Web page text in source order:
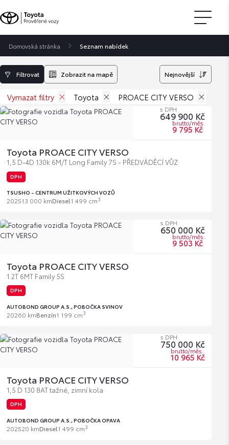
Domovská stránka Seznam nabídek
Filtrovat Zobrazit na mapě Nejnovější
Vymazat filtry Toyota PROACE CITY VERSO
Toyota PROACE CITY VERSO
1,5 D‑4D 130k 6M/T Long Family 7S - PŘEDVÁDĚCÍ VŮZ
DPH
TSUSHO - CENTRUM UŽITKOVÝCH VOZŮ
202513 000 kmDiesel1 499 cm3
s DPH
649 900 Kč
brutto/měs.
9 795 Kč
Toyota PROACE CITY VERSO
1.2T 6MT Family 5S
DPH
AUTOBOND GROUP A.S., POBOČKA SVINOV
20260 kmBenzín1 199 cm3
s DPH
650 000 Kč
brutto/měs.
9 503 Kč
Toyota PROACE CITY VERSO
1,5 D 130 8AT tažné, zimní kola
DPH
AUTOBOND GROUP A.S., POBOČKA OPAVA
202520 kmDiesel1 499 cm3
s DPH
750 000 Kč
brutto/měs.
10 965 Kč